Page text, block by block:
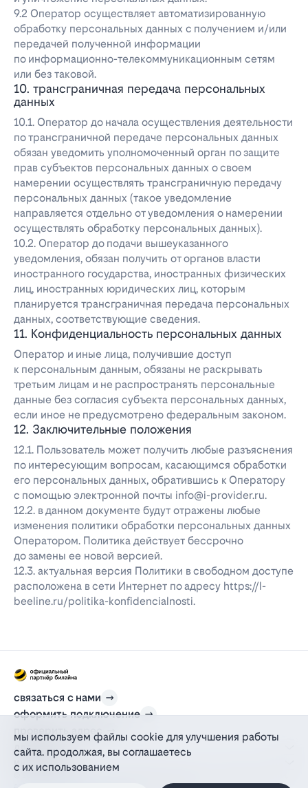
9.2 Оператор осуществляет автоматизированную
обработку персональных данных с получением и/или
передачей полученной информации
по информационно-телекоммуникационным сетям
или без таковой.
10. трансграничная передача персональных
данных
10.1. Оператор до начала осуществления деятельности
по трансграничной передаче персональных данных
обязан уведомить уполномоченный орган по защите
прав субъектов персональных данных о своем
намерении осуществлять трансграничную передачу
персональных данных (такое уведомление
направляется отдельно от уведомления о намерении
осуществлять обработку персональных данных).
10.2. Оператор до подачи вышеуказанного
уведомления, обязан получить от органов власти
иностранного государства, иностранных физических
лиц, иностранных юридических лиц, которым
планируется трансграничная передача персональных
данных, соответствующие сведения.
11. Конфиденциальность персональных данных
Оператор и иные лица, получившие доступ
к персональным данным, обязаны не раскрывать
третьим лицам и не распространять персональные
данные без согласия субъекта персональных данных,
если иное не предусмотрено федеральным законом.
12. Заключительные положения
12.1. Пользователь может получить любые разъяснения
по интересующим вопросам, касающимся обработки
его персональных данных, обратившись к Оператору
с помощью электронной почты info@i-provider.ru.
12.2. в данном документе будут отражены любые
изменения политики обработки персональных данных
Оператором. Политика действует бессрочно
до замены ее новой версией.
12.3. актуальная версия Политики в свободном доступе
расположена в сети Интернет по адресу https://l-
beeline.ru/politika-konfidencialnosti.
связаться с нами
оформить подключение
проверить адрес
для дома
информация
действующий на основании агентского договора
мы используем файлы cookie для улучшения работы
сайта. продолжая, вы соглашаетесь
с их использованием